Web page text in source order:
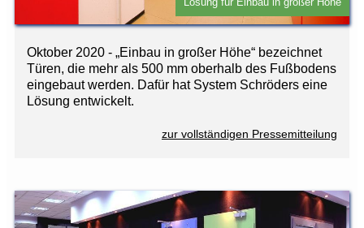
Oktober 2020 - „Einbau in großer Höhe“ bezeichnet
Türen, die mehr als 500 mm oberhalb des Fußbodens
eingebaut werden. Dafür hat System Schröders eine
Lösung entwickelt.
zur vollständigen Pressemitteilung